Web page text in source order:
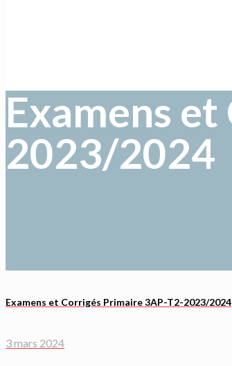
Examens
2023/2024
Examens et Corrigés Primaire 3AP-T2-2023/2024
3 mars 2024